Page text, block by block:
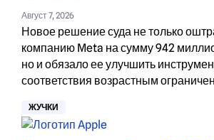
Август 7, 2026
Новое решение суда не только
компанию Meta на сумму 942
но и обязало ее улучшить
соответствия возрастным
ЖУЧКИ